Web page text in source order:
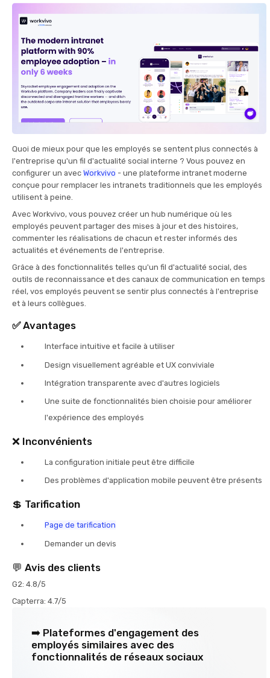
Quoi de mieux pour que les employés se sentent plus connectés à
l'entreprise qu'un fil d'actualité social interne ? Vous pouvez en
configurer un avec Workvivo - une plateforme intranet moderne
conçue pour remplacer les intranets traditionnels que les employés
utilisent à peine.
Avec Workvivo, vous pouvez créer un hub numérique où les
employés peuvent partager des mises à jour et des histoires,
commenter les réalisations de chacun et rester informés des
actualités et événements de l'entreprise.
Grâce à des fonctionnalités telles qu'un fil d'actualité social, des
outils de reconnaissance et des canaux de communication en temps
réel, vos employés peuvent se sentir plus connectés à l'entreprise
et à leurs collègues.
✅Avantages
Interface intuitive et facile à utiliser
Design visuellement agréable et UX conviviale
Intégration transparente avec d'autres logiciels
Une suite de fonctionnalités bien choisie pour améliorer
l'expérience des employés
❌ Inconvénients
La configuration initiale peut être difficile
Des problèmes d'application mobile peuvent être présents
💲 Tarification
Page de tarification
Demander un devis
💬 Avis des clients
G2: 4.8/5
Capterra: 4.7/5
➡️ Plateformes d'engagement des
employés similaires avec des
fonctionnalités de réseaux sociaux